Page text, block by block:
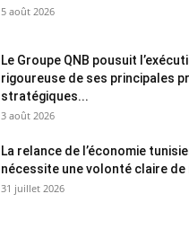
5 août 2026
Le Groupe QNB pousuit
rigoureuse de ses principales
stratégiques...
3 août 2026
La relance de l’économie
nécessite une volonté claire
31 juillet 2026